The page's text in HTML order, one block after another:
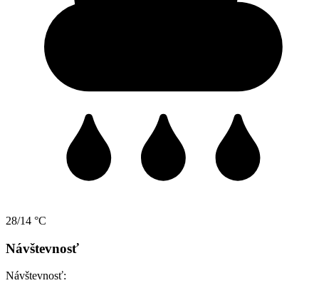
28/14 °C
Návštevnosť
Návštevnosť: